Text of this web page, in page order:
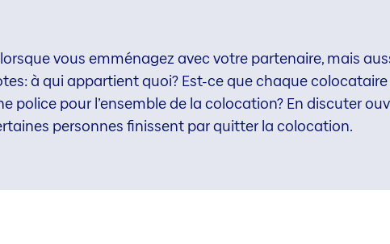
vous emménagez avec votre partenaire, mais
à qui appartient quoi? Est-ce que chaque colocataire
police pour l’ensemble de la colocation? En discuter
personnes finissent par quitter la colocation.